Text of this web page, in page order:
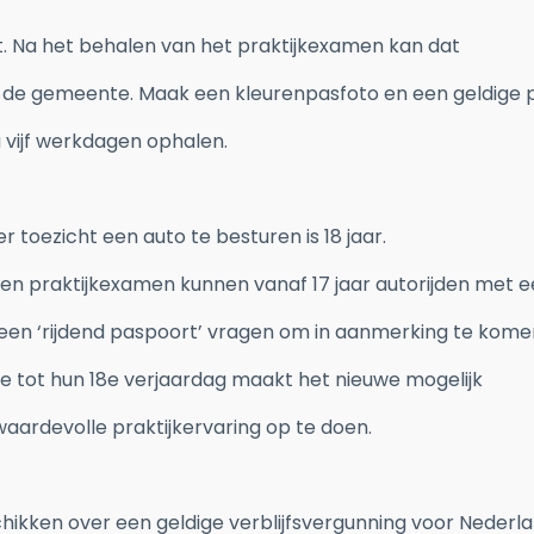
Na het behalen van het praktijkexamen kan dat
gemeente. Maak een kleurenpasfoto en een geldige
vijf werkdagen ophalen.
toezicht een auto te besturen is 18 jaar.
praktijkexamen kunnen vanaf 17 jaar autorijden met
‘rijdend paspoort’ vragen om in aanmerking te
tot hun 18e verjaardag maakt het nieuwe mogelijk
praktijkervaring op te doen.
over een geldige verblijfsvergunning voor